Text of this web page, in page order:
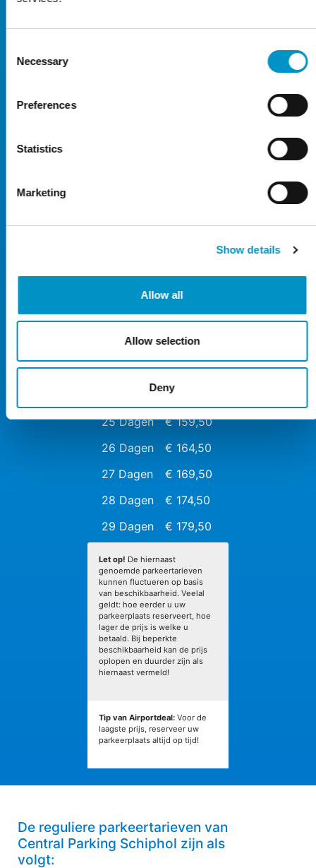
Selection
Necessary
Preferences
Statistics
Marketing
Show details
Allow all
Allow selection
Deny
10 Dagen
€ 84,50
20 Dagen
€ 134,50
21 Dagen
€ 139,50
22 Dagen
€ 144,50
23 Dagen
€ 149,50
24 Dagen
€ 154,50
25 Dagen
€ 159,50
26 Dagen
€ 164,50
27 Dagen
€ 169,50
28 Dagen
€ 174,50
29 Dagen
€ 179,50
Let op! De hiernaast
genoemde parkeertarieven
kunnen fluctueren op basis
van beschikbaarheid. Veelal
geldt: hoe eerder u uw
parkeerplaats reserveert, hoe
lager de prijs is welke u
betaald. Bij beperkte
beschikbaarheid kan de prijs
oplopen en duurder zijn als
hiernaast vermeld!
Tip van Airportdeal: Voor de
laagste prijs, reserveer uw
parkeerplaats altijd op tijd!
De reguliere parkeertarieven van
Central Parking Schiphol zijn als
volgt: